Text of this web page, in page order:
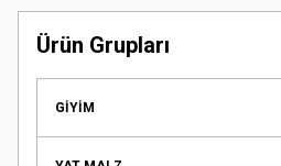
Ürün Grupları
GİYİM